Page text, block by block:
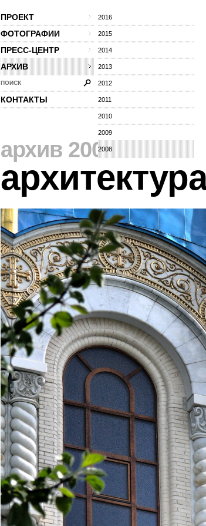
ПРОЕКТ
ФОТОГРАФИИ
ПРЕСС-ЦЕНТР
АРХИВ
2016
2015
2014
2013
2012
2011
2010
2009
2008
ПОИСК
КОНТАКТЫ
архив 2008